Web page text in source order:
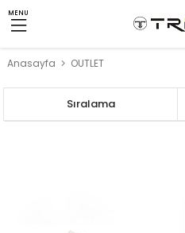
MENU
Anasayfa OUTLET
Sıralama